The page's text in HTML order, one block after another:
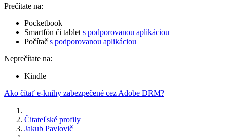
Prečítate na:
Pocketbook
Smartfón či tablet s podporovanou aplikáciou
Počítač s podporovanou aplikáciou
Neprečítate na:
Kindle
Ako čítať e-knihy zabezpečené cez Adobe DRM?
Čitateľské profily
Jakub Pavlovič